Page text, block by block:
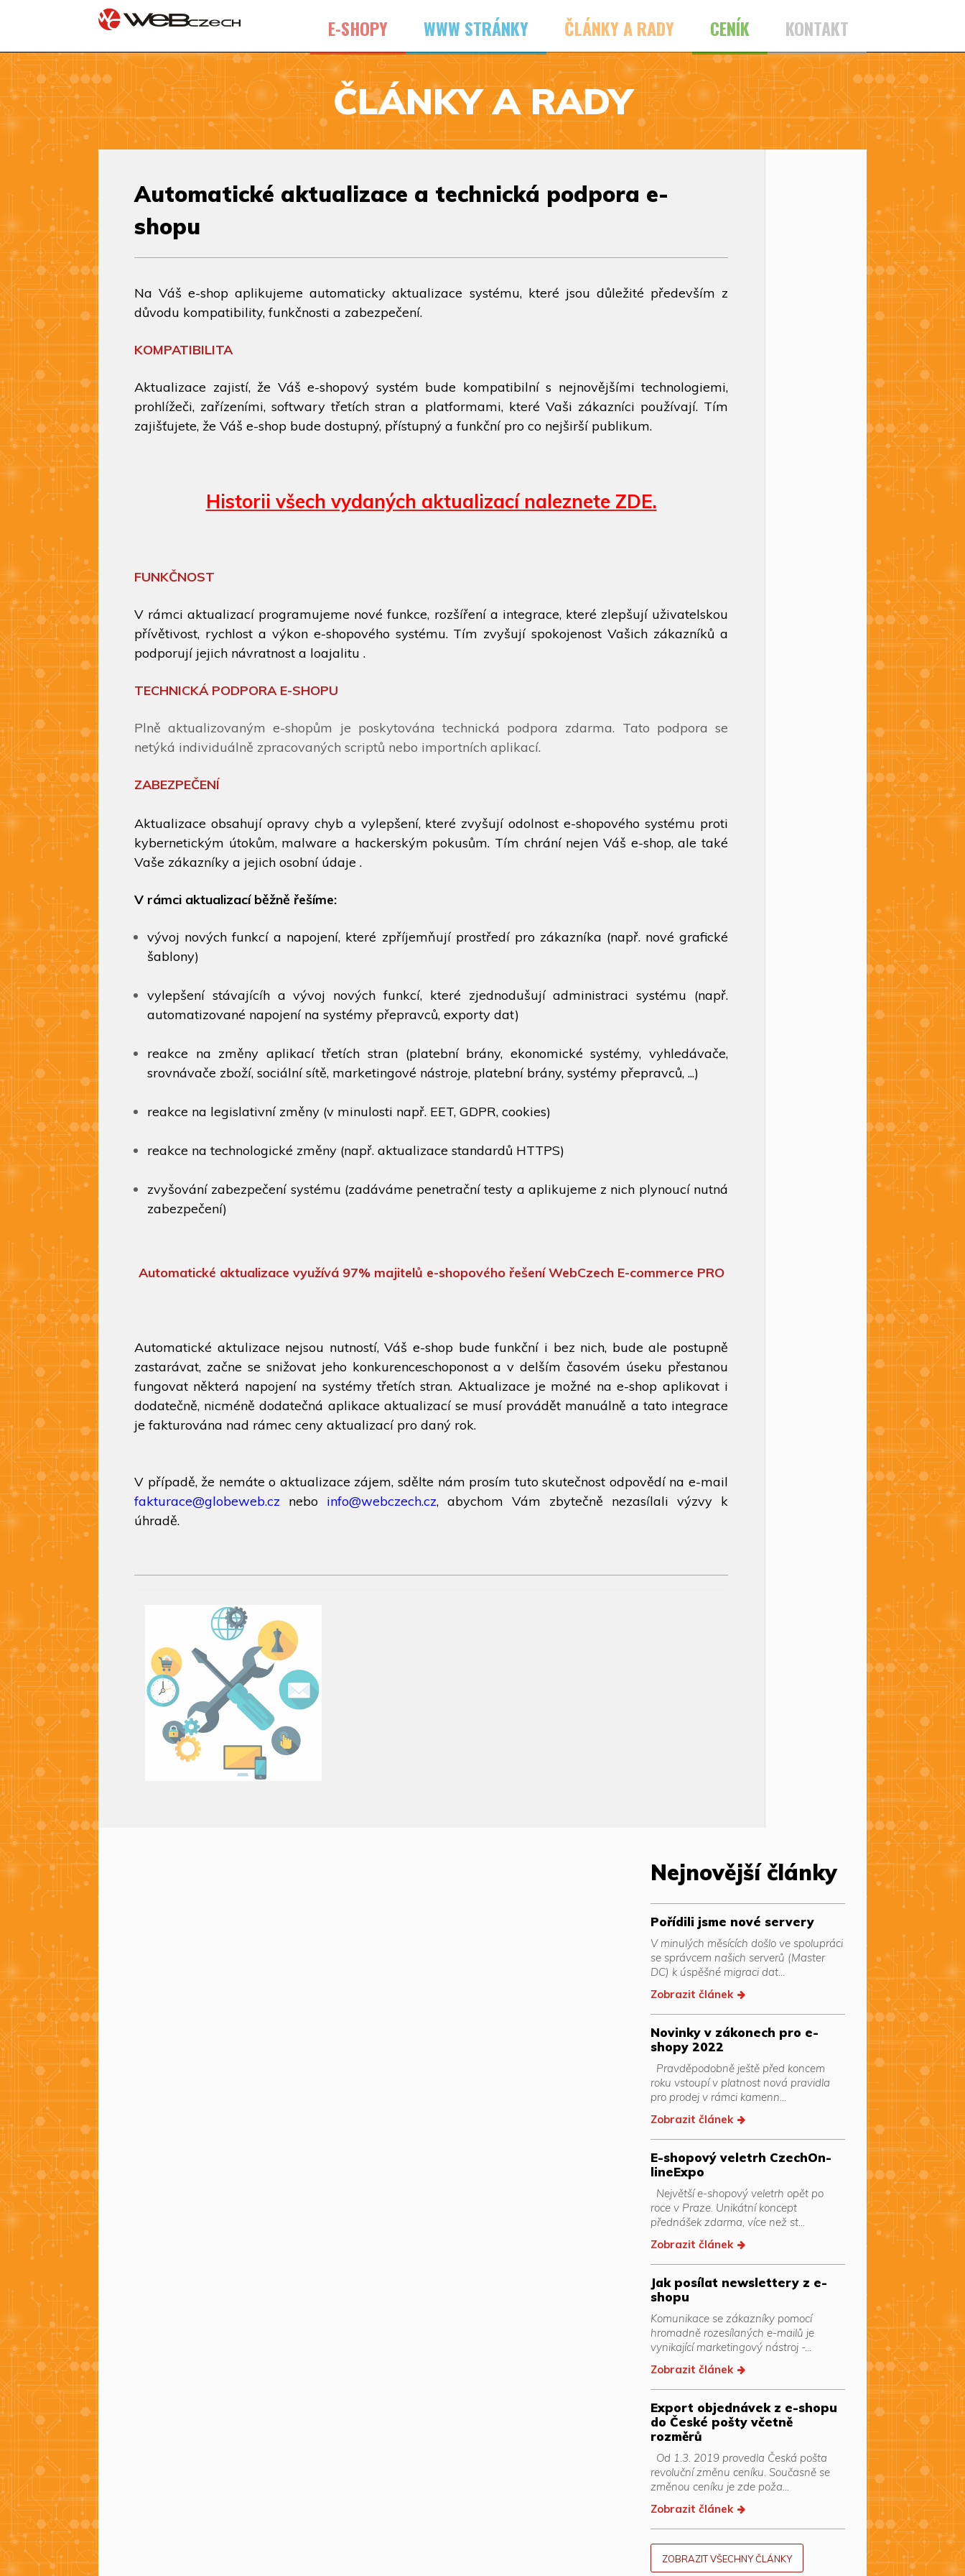
E-SHOPY WWW STRÁNKY ČLÁNKY A RADY CENÍK KONTAKT
ČLÁNKY A RADY
Automatické aktualizace a technická podpora e-
shopu
Na Váš e-shop aplikujeme automaticky aktualizace systému, které jsou důležité především z
důvodu kompatibility, funkčnosti a zabezpečení.
KOMPATIBILITA
Aktualizace zajistí, že Váš e-shopový systém bude kompatibilní s nejnovějšími technologiemi,
prohlížeči, zařízeními, softwary třetích stran a platformami, které Vaši zákazníci používají. Tím
zajišťujete, že Váš e-shop bude dostupný, přístupný a funkční pro co nejširší publikum.
Historii všech vydaných aktualizací naleznete ZDE.
FUNKČNOST
V rámci aktualizací programujeme nové funkce, rozšíření a integrace, které zlepšují uživatelskou
přívětivost, rychlost a výkon e-shopového systému. Tím zvyšují spokojenost Vašich zákazníků a
podporují jejich návratnost a loajalitu .
TECHNICKÁ PODPORA E-SHOPU
Plně aktualizovaným e-shopům je poskytována technická podpora zdarma. Tato podpora se
netýká individuálně zpracovaných scriptů nebo importních aplikací.
ZABEZPEČENÍ
Aktualizace obsahují opravy chyb a vylepšení, které zvyšují odolnost e-shopového systému proti
kybernetickým útokům, malware a hackerským pokusům. Tím chrání nejen Váš e-shop, ale také
Vaše zákazníky a jejich osobní údaje .
V rámci aktualizací běžně řešíme:
vývoj nových funkcí a napojení, které zpříjemňují prostředí pro zákazníka (např. nové grafické
šablony)
vylepšení stávajícíh a vývoj nových funkcí, které zjednodušují administraci systému (např.
automatizované napojení na systémy přepravců, exporty dat)
reakce na změny aplikací třetích stran (platební brány, ekonomické systémy, vyhledávače,
srovnávače zboží, sociální sítě, marketingové nástroje, platební brány, systémy přepravců, ...)
reakce na legislativní změny (v minulosti např. EET, GDPR, cookies)
reakce na technologické změny (např. aktualizace standardů HTTPS)
zvyšování zabezpečení systému (zadáváme penetrační testy a aplikujeme z nich plynoucí nutná
zabezpečení)
Automatické aktualizace využívá 97% majitelů e-shopového řešení WebCzech E-commerce PRO
Automatické aktulizace nejsou nutností, Váš e-shop bude funkční i bez nich, bude ale postupně
zastarávat, začne se snižovat jeho konkurenceschoponost a v delším časovém úseku přestanou
fungovat některá napojení na systémy třetích stran. Aktualizace je možné na e-shop aplikovat i
dodatečně, nicméně dodatečná aplikace aktualizací se musí provádět manuálně a tato integrace
je fakturována nad rámec ceny aktualizací pro daný rok.
V případě, že nemáte o aktualizace zájem, sdělte nám prosím tuto skutečnost odpovědí na e-mail
fakturace@globeweb.cz nebo info@webczech.cz, abychom Vám zbytečně nezasílali výzvy k
úhradě.
Nejnovější články
Pořídili jsme nové servery
V minulých měsících došlo ve spolupráci
se správcem našich serverů (Master
DC) k úspěšné migraci dat...
Zobrazit článek
Novinky v zákonech pro e-
shopy 2022
Pravděpodobně ještě před koncem
roku vstoupí v platnost nová pravidla
pro prodej v rámci kamenn...
Zobrazit článek
E-shopový veletrh CzechOn-
lineExpo
Největší e-shopový veletrh opět po
roce v Praze. Unikátní koncept
přednášek zdarma, více než st...
Zobrazit článek
Jak posílat newslettery z e-
shopu
Komunikace se zákazníky pomocí
hromadně rozesílaných e-mailů je
vynikající marketingový nástroj -...
Zobrazit článek
Export objednávek z e-shopu
do České pošty včetně
rozměrů
Od 1.3. 2019 provedla Česká pošta
revoluční změnu ceníku. Současně se
změnou ceníku je zde poža...
Zobrazit článek
ZOBRAZIT VŠECHNY ČLÁNKY